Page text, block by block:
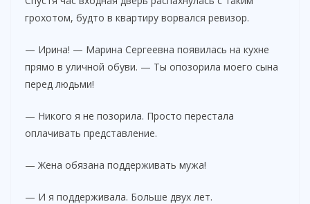
грохотом, будто в квартиру ворвался ревизор.
— Ирина! — Марина Сергеевна появилась на кухне
прямо в уличной обуви. — Ты опозорила моего сына
перед людьми!
— Никого я не позорила. Просто перестала
оплачивать представление.
— Жена обязана поддерживать мужа!
— И я поддерживала. Больше двух лет.